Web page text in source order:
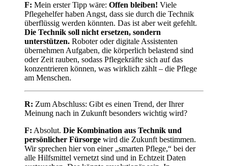
F: Mein erster Tipp wäre: Offen bleiben! Viele
Pflegehelfer haben Angst, dass sie durch die Technik
überflüssig werden könnten. Das ist aber weit gefehlt.
Die Technik soll nicht ersetzen, sondern
unterstützen. Roboter oder digitale Assistenten
übernehmen Aufgaben, die körperlich belastend sind
oder Zeit rauben, sodass Pflegekräfte sich auf das
konzentrieren können, was wirklich zählt – die Pflege
am Menschen.
R: Zum Abschluss: Gibt es einen Trend, der Ihrer
Meinung nach in Zukunft besonders wichtig wird?
F: Absolut. Die Kombination aus Technik und
persönlicher Fürsorge wird die Zukunft bestimmen.
Wir sprechen hier von einer „smarten Pflege,“ bei der
alle Hilfsmittel vernetzt sind und in Echtzeit Daten